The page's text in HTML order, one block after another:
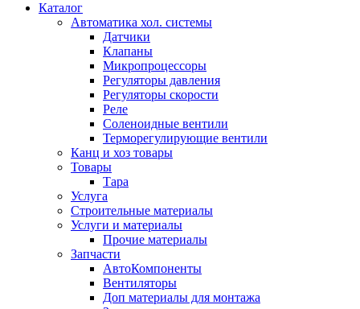
Каталог
Автоматика хол. системы
Датчики
Клапаны
Микропроцессоры
Регуляторы давления
Регуляторы скорости
Реле
Соленоидные вентили
Терморегулирующие вентили
Канц и хоз товары
Товары
Тара
Услуга
Строительные материалы
Услуги и материалы
Прочие материалы
Запчасти
АвтоКомпоненты
Вентиляторы
Доп материалы для монтажа